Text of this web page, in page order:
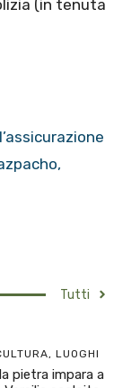
(in tenuta
Tutti
, LUOGHI
pietra impara a